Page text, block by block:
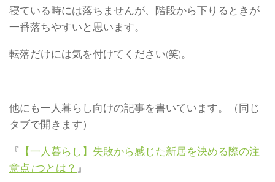
寝ている時には落ちませんが、階段から下りるときが
一番落ちやすいと思います。
転落だけには気を付けてください(笑)。
他にも一人暮らし向けの記事を書いています。（同じ
タブで開きます）
『 【一人暮らし】失敗から感じた新居を決める際の注
意点7つとは？ 』